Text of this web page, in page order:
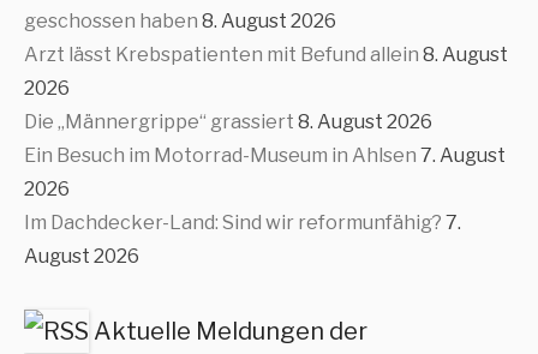
geschossen haben 8. August 2026
Arzt lässt Krebspatienten mit Befund allein 8. August
2026
Die „Männergrippe“ grassiert 8. August 2026
Ein Besuch im Motorrad-Museum in Ahlsen 7. August
2026
Im Dachdecker-Land: Sind wir reformunfähig? 7.
August 2026
Aktuelle Meldungen der